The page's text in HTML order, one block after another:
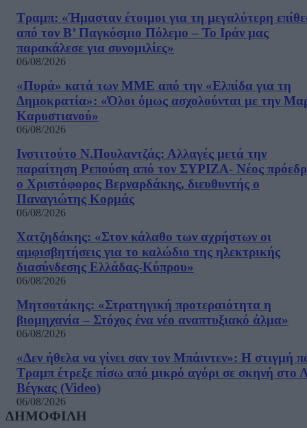
Τραμπ: «Ήμασταν έτοιμοι για τη μεγαλύτερη
από τον Β’ Παγκόσμιο Πόλεμο – Το Ιράν μας
παρακάλεσε για συνομιλίες»
06/08/2026
«Πυρά» κατά των ΜΜΕ από την «Ελπίδα για τη
Δημοκρατία»: «Όλοι όμως ασχολούνται με την
Καρυστιανού»
06/08/2026
Ινστιτούτο Ν.Πουλαντζάς: Αλλαγές μετά την
παραίτηση Ρεπούση από τον ΣΥΡΙΖΑ- Νέος
ο Χριστόφορος Βερναρδάκης, διευθυντής ο
Παναγιώτης Κορμάς
06/08/2026
Χατζηδάκης: «Στον κάλαθο των αχρήστων οι
αμφισβητήσεις για το καλώδιο της ηλεκτρικής
διασύνδεσης Ελλάδας-Κύπρου»
06/08/2026
Μητσοτάκης: «Στρατηγική προτεραιότητα η
βιομηχανία – Στόχος ένα νέο αναπτυξιακό άλμα»
06/08/2026
«Δεν ήθελα να γίνει σαν τον Μπάιντεν»: Η στιγμή
Τραμπ έτρεξε πίσω από μικρό αγόρι σε σκηνή στο
Βέγκας (Video)
06/08/2026
ΔΗΜΟΦΙΛΗ